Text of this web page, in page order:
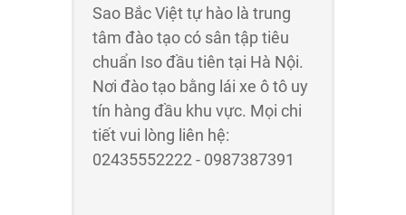
Sao Bắc Việt tự hào là trung
tâm đào tạo có sân tập tiêu
chuẩn Iso đầu tiên tại Hà Nội.
Nơi đào tạo bằng lái xe ô tô uy
tín hàng đầu khu vực. Mọi chi
tiết vui lòng liên hệ:
02435552222 - 0987387391